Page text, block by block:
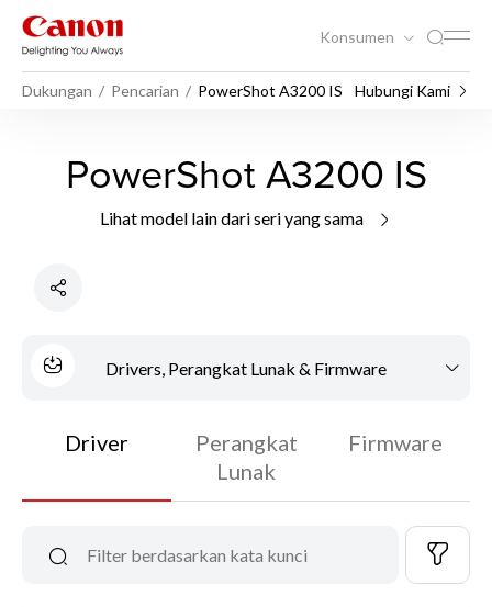
Konsumen
Dukungan Pencarian PowerShot A3200 IS Hubungi Kami
PowerShot A3200 IS
Lihat model lain dari seri yang sama
Drivers, Perangkat Lunak & Firmware
Driver
Perangkat
Lunak
Firmware